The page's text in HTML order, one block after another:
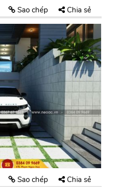
Sao chép Chia sẻ
Sao chép Chia sẻ